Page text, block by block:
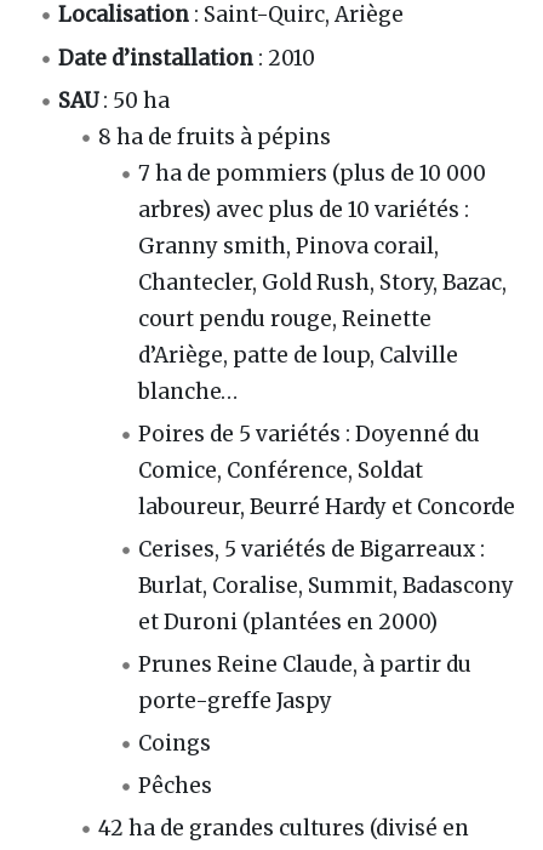
Localisation : Saint-Quirc, Ariège
Date d’installation : 2010
SAU: 50 ha
8 ha de fruits à pépins
7 ha de pommiers (plus de 10 000
arbres) avec plus de 10 variétés :
Granny smith, Pinova corail,
Chantecler, Gold Rush, Story, Bazac,
court pendu rouge, Reinette
d’Ariège, patte de loup, Calville
blanche…
Poires de 5 variétés : Doyenné du
Comice, Conférence, Soldat
laboureur, Beurré Hardy et Concorde
Cerises, 5 variétés de Bigarreaux :
Burlat, Coralise, Summit, Badascony
et Duroni (plantées en 2000)
Prunes Reine Claude, à partir du
porte-greffe Jaspy
Coings
Pêches
42 ha de grandes cultures (divisé en